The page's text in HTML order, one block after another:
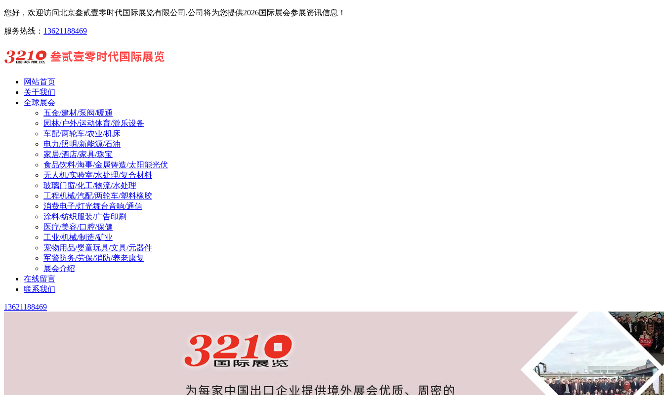
您好，欢迎访问北京叁贰壹零时代国际展览有限公司,公司将为您提供2026国际展会参展资讯信息！
服务热线： 13621188469
网站首页
关于我们
全球展会
五金/建材/泵阀/暖通
园林/户外/运动体育/游乐设备
车配/两轮车/农业/机床
电力/照明/新能源/石油
家居/酒店/家具/珠宝
食品饮料/海事/金属铸造/太阳能光伏
无人机/实验室/水处理/复合材料
玻璃门窗/化工/物流/水处理
工程机械/汽配/两轮车/塑料橡胶
消费电子/灯光舞台音响/通信
涂料/纺织服装/广告印刷
医疗/美容/口腔/保健
工业/机械/制造/矿业
宠物用品/婴童玩具/文具/元器件
军警防务/劳保/消防/养老康复
展会介绍
在线留言
联系我们
13621188469